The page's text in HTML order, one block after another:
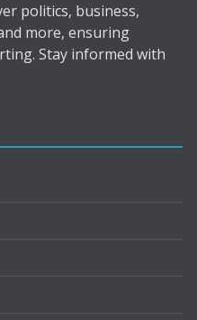
politics, business,
more, ensuring
Stay informed with